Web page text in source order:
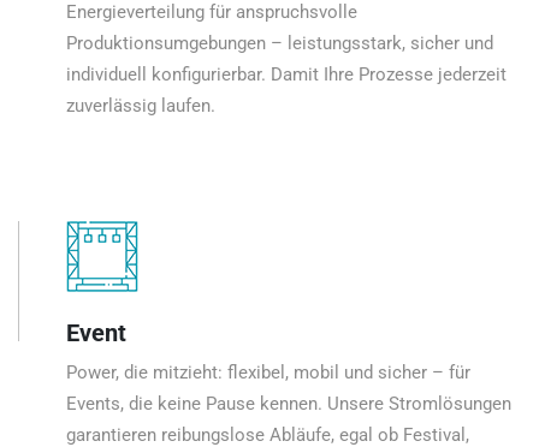
Energieverteilung für anspruchsvolle
Produktionsumgebungen – leistungsstark, sicher und
individuell konfigurierbar. Damit Ihre Prozesse jederzeit
zuverlässig laufen.
Event
Power, die mitzieht: flexibel, mobil und sicher – für
Events, die keine Pause kennen. Unsere Stromlösungen
garantieren reibungslose Abläufe, egal ob Festival,